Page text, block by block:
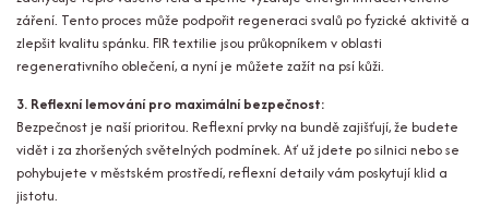
záření. Tento proces může podpořit regeneraci svalů po fyzické aktivitě a
zlepšit kvalitu spánku. FIR textilie jsou průkopníkem v oblasti
regenerativního oblečení, a nyní je můžete zažít na psí kůži.
3. Reflexní lemování pro maximální bezpečnost:
Bezpečnost je naší prioritou. Reflexní prvky na bundě zajišťují, že budete
vidět i za zhoršených světelných podmínek. Ať už jdete po silnici nebo se
pohybujete v městském prostředí, reflexní detaily vám poskytují klid a
jistotu.